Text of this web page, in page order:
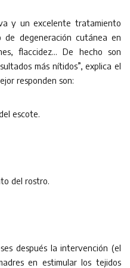
y un excelente tratamiento
degeneración cutánea en
flaccidez… De hecho son
más nítidos”, explica el
responden son:
escote.
del rostro.
después la intervención (el
en estimular los tejidos